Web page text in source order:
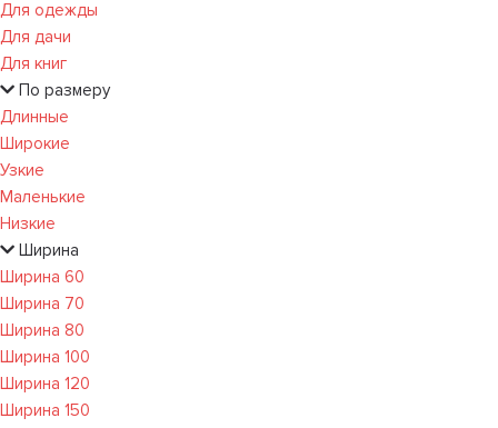
Для одежды
Для дачи
Для книг
По размеру
Длинные
Широкие
Узкие
Маленькие
Низкие
Ширина
Ширина 60
Ширина 70
Ширина 80
Ширина 100
Ширина 120
Ширина 150